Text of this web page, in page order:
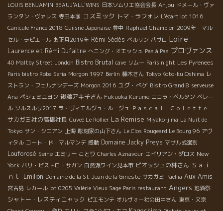
LOUIS BENJAMIN BEAUJ'ALL'WINS 日本ソムリエ協会会長 Anjou ドメール・ヴァ
ランタン・ヴァレス 寺田本家 コスミック トマ・ラフォレ L'écart lot 1016
Canicule France 2018 Cuiisne Japonaise 豊中 Raphael Champier 2009年 マル
セル・ラピエール お正月2019年 Rémi Sédès ベルリン パヴロ Loire
Laurence et Rémi Dufaitre へニング・オエッシュ Pas à Pas プロヴァンス
40 Maltby Street London Bistro Brutal cave リムー Paris night Les Pyrenees
Paris bistro Roba Seria Morgon 1997 Berlin 藤木さん Tokyo Koto-ku Oshima レ
ストラン・フェルナンデーズ Morgon 2016 ユグ・べゲ Bistro Grand 8 serveuse
Ana ペシェミニヨン 後藤アキ子さん Fukuoka Kurume ニコラ・ベルタン ベレー
ル ソルスルリ2017 ラ・ヴィエルジュ・ルージュ Ｐａｓｃａｌ Ｃｏｌｅｔｔｅ
サカガミ社の高橋社長 Cuveé Le Rollier La Remise Miyako-jima La Nuit de
Tokyo サン・シニアン 上海 彫刻家の山下さん Le Clos Rougeard Le Bourg 96 アヴ
ィタル コート・ド・マルマンデ 感動 Domaine Jacky Preys マサル式選別
Louforosé Seine エミリー ことり Charles Aznavour エイリアン・ダロス New
York パリ・ビストロ・サガン 自然派ワイン見本市 ピオッシュの林さん Ｓａｉ
ｎｔ-Emilion Domaine de la St-Jean de la Gineste サカガミ Paellia Aux Amis
宮古島 レカール lot 0205 Valérie Vieux Sage Paris restaurant Angers 地酒祭
シャトー・レスティニャック ピエモンテ オルヴォー社の田中さん 東京・文京